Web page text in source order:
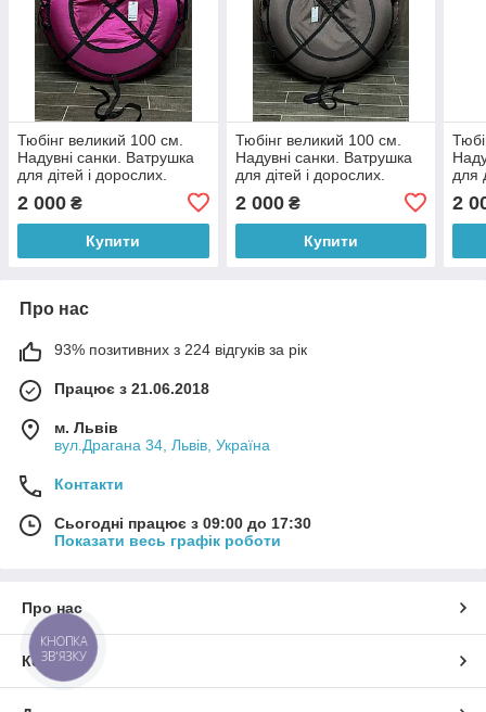
Тюбінг великий 100 см.
Надувні санки. Ватрушка
для дітей і дорослих.
гірці.
2 000 ₴
Купити
Тюбінг великий 100 см.
Надувні санки. Ватрушка
для дітей і дорослих.
гірці.
2 000₴
Купити
для
гірці.
2
Про нас
93% позитивних з 224 відгуків за рік
Працює з 21.06.2018
м. Львів
вул.Драгана 34, Львів, Україна
Контакти
Сьогодні працює з 09:00 до 17:30
Показати весь графік роботи
Про нас
Контакти
КНОПКА
ЗВ'ЯЗКУ